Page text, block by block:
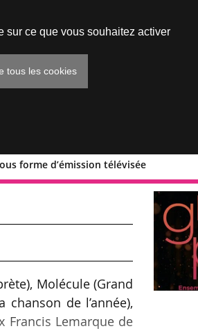
forme d’émission télévisée
lauréats ;
Molécule (Grand
de l’année),
Francis Lemarque de
sur ce que vous souhaitez activer
tous les cookies